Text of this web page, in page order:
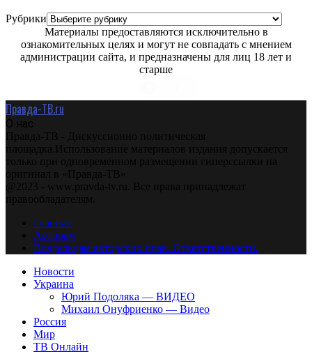
Рубрики
Материалы предоставляются исключительно в
ознакомительных целях и могут не совпадать с мнением
администрации сайта, и предназначены для лиц 18 лет и
старше
Правда-ТВ.ru
О нас
Правда-ТВ - Дискуссионно политическая
площадка.Использование материалов издания допускается
только при одновременном размещении гиперссылки на
оригинал в «Правда-ТВ»
@2023 - www.pravda-tv.ru. Все права принадлежат
правообладателям.
Главная
Авторам
Владельцам авторских прав. Ответственности.
Новости
Украина
Юрий Подоляка — ВИДЕО
Михаил Онуфриенко — Видео
Россия
Мир
ТВ Онлайн